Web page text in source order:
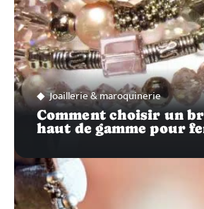
Joaillerie & maroquinerie
Comment choisir un
haut de gamme pour